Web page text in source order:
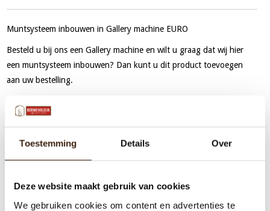
Toestemming Details Over
Deze website maakt gebruik van cookies
We gebruiken cookies om content en advertenties te
Muntsysteem inbouwen in Gallery machine EURO
Besteld u bij ons een Gallery machine en wilt u graag dat wij hier
een muntsysteem inbouwen? Dan kunt u dit product toevoegen
aan uw bestelling.
ingebouwd, met uitzondering van de Gallery 100.